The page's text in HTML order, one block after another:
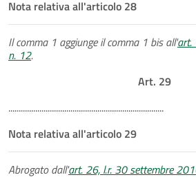
Nota relativa all'articolo 28
Il comma 1 aggiunge il comma 1 bis all'art.
n. 12.
Art. 29
...........................................................................
Nota relativa all'articolo 29
Abrogato dall'art. 26, l.r. 30 settembre